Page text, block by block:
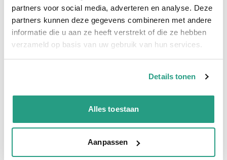
partners voor social media, adverteren en analyse. Deze
partners kunnen deze gegevens combineren met andere
informatie die u aan ze heeft verstrekt of die ze hebben
verzameld op basis van uw gebruik van hun services.
Details tonen
Alles toestaan
Aanpassen
Meer informatie
Maatvoering koppeling 2"
We zijn beschikbaar van ma t/m vr van 08:00 tot 17:00 uur.
Neem contact met ons op